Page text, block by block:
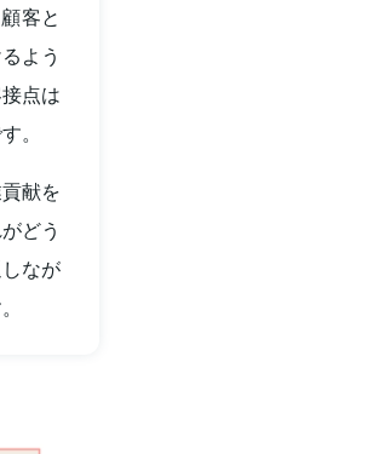
客と
よう
点は
。
献を
どう
なが